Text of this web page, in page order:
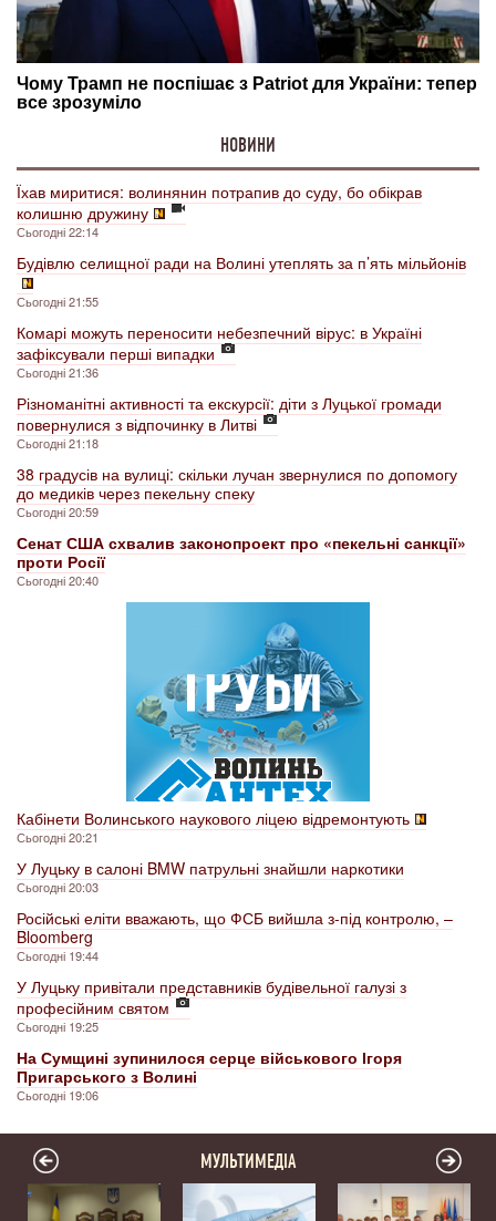
НОВИНИ
Їхав миритися: волинянин потрапив до суду, бо обікрав
колишню дружину
Сьогодні 22:14
Будівлю селищної ради на Волині утеплять за п’ять мільйонів
Сьогодні 21:55
Комарі можуть переносити небезпечний вірус: в Україні
зафіксували перші випадки
Сьогодні 21:36
Різноманітні активності та екскурсії: діти з Луцької громади
повернулися з відпочинку в Литві
Сьогодні 21:18
38 градусів на вулиці: скільки лучан звернулися по допомогу
до медиків через пекельну спеку
Сьогодні 20:59
Сенат США схвалив законопроект про «пекельні санкції»
проти Росії
Сьогодні 20:40
Кабінети Волинського наукового ліцею відремонтують
Сьогодні 20:21
У Луцьку в салоні BMW патрульні знайшли наркотики
Сьогодні 20:03
Російські еліти вважають, що ФСБ вийшла з-під контролю, –
Bloomberg
Сьогодні 19:44
У Луцьку привітали представників будівельної галузі з
професійним святом
Сьогодні 19:25
На Сумщині зупинилося серце військового Ігоря
Пригарського з Волині
Сьогодні 19:06
МУЛЬТИМЕДІА